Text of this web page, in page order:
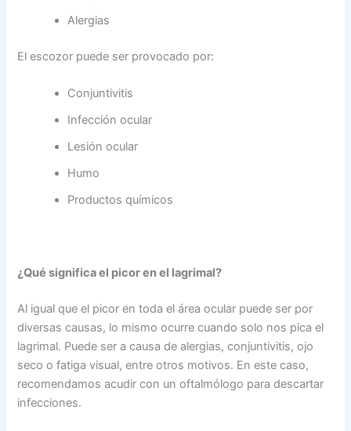
Alergias
El escozor puede ser provocado por:
Conjuntivitis
Infección ocular
Lesión ocular
Humo
Productos químicos
¿Qué significa el picor en el lagrimal?
Al igual que el picor en toda el área ocular puede ser por
diversas causas, lo mismo ocurre cuando solo nos pica el
lagrimal. Puede ser a causa de alergias, conjuntivitis, ojo
seco o fatiga visual, entre otros motivos. En este caso,
recomendamos acudir con un oftalmólogo para descartar
infecciones.